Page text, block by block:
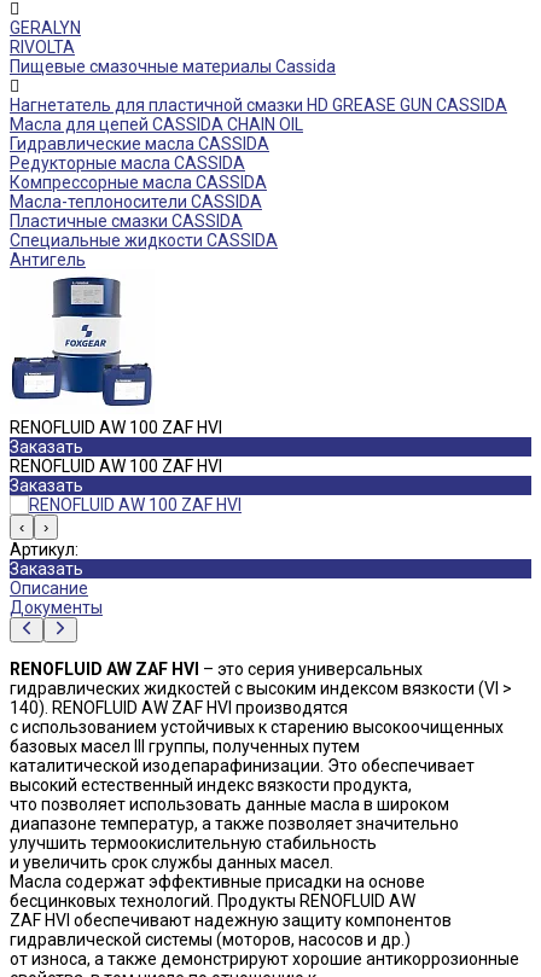
GERALYN
RIVOLTA
Пищевые смазочные материалы Cassida
Нагнетатель для пластичной смазки HD GREASE GUN CASSIDA
Масла для цепей CASSIDA CHAIN OIL
Гидравлические масла CASSIDA
Редукторные масла CASSIDA
Компрессорные масла CASSIDA
Масла-теплоносители CASSIDA
Пластичные смазки CASSIDA
Специальные жидкости CASSIDA
Антигель
RENOFLUID AW 100 ZAF HVI
Заказать
RENOFLUID AW 100 ZAF HVI
Заказать
‹ ›
Артикул:
Заказать
Описание
Документы
RENOFLUID AW ZAF HVI – это серия универсальных
гидравлических жидкостей с высоким индексом вязкости (VI >
140). RENOFLUID AW ZAF HVI производятся
с использованием устойчивых к старению высокоочищенных
базовых масел III группы, полученных путем
каталитической изодепарафинизации. Это обеспечивает
высокий естественный индекс вязкости продукта,
что позволяет использовать данные масла в широком
диапазоне температур, а также позволяет значительно
улучшить термоокислительную стабильность
и увеличить срок службы данных масел.
Масла содержат эффективные присадки на основе
бесцинковых технологий. Продукты RENOFLUID AW
ZAF HVI обеспечивают надежную защиту компонентов
гидравлической системы (моторов, насосов и др.)
от износа, а также демонстрируют хорошие антикоррозионные